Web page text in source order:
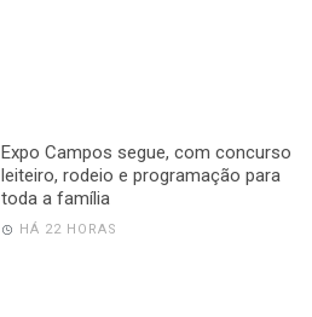
Expo Campos segue, com concurso
leiteiro, rodeio e programação para
toda a família
HÁ 22 HORAS